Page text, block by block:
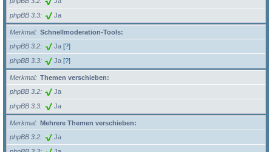
phpBB 3.3 Ja
Merkmal
Schnellmoderation-Tools:
phpBB 3.2
Ja [?]
phpBB 3.3 Ja [?]
Merkmal
Themen verschieben:
phpBB 3.2
Ja
phpBB 3.3 Ja
Merkmal
Mehrere Themen verschieben:
phpBB 3.2
Ja